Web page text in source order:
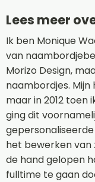
Lees meer
Ik ben Monique
van
Morizo Design,
naambordjes.
maar in 2012 toen
ging dit
het bewerken van
de hand gelopen
fulltime te gaan